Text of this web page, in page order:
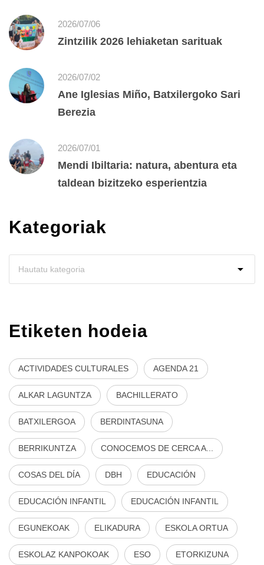
2026/07/06
Zintzilik 2026 lehiaketan sarituak
2026/07/02
Ane Iglesias Miño, Batxilergoko Sari
Berezia
2026/07/01
Mendi Ibiltaria: natura, abentura eta
taldean bizitzeko esperientzia
Kategoriak
Etiketen hodeia
ACTIVIDADES CULTURALES AGENDA 21
ALKAR LAGUNTZA BACHILLERATO
BATXILERGOA BERDINTASUNA
BERRIKUNTZA CONOCEMOS DE CERCA A...
COSAS DEL DÍA DBH EDUCACIÓN
EDUCACIÓN INFANTIL EDUCACIÓN INFANTIL
EGUNEKOAK ELIKADURA ESKOLA ORTUA
ESKOLAZ KANPOKOAK ESO ETORKIZUNA